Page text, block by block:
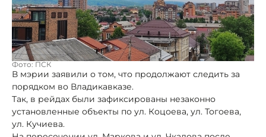
Фото: ПСК
В мэрии заявили о том, что продолжают следить за
порядком во Владикавказе.
Так, в рейдах были зафиксированы незаконно
установленные объекты по ул. Коцоева, ул. Тогоева,
ул. Кучиева.